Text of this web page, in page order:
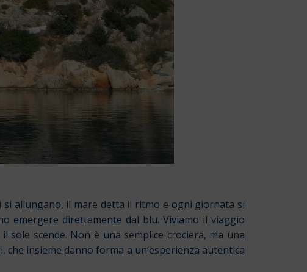
si allungano, il mare detta il ritmo e ogni giornata si
emergere direttamente dal blu. Viviamo il viaggio
sole scende. Non è una semplice crociera, ma una
insieme danno forma a un’esperienza autentica